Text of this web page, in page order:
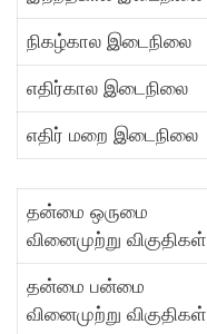
நிகழ்கால இடைநிலை
எதிர்கால இடைநிலை
எதிர் மறை இடைநிலை
தன்மை ஒருமை
வினைமுற்று விகுதிகள்
தன்மை பன்மை
வினைமுற்று விகுதிகள்